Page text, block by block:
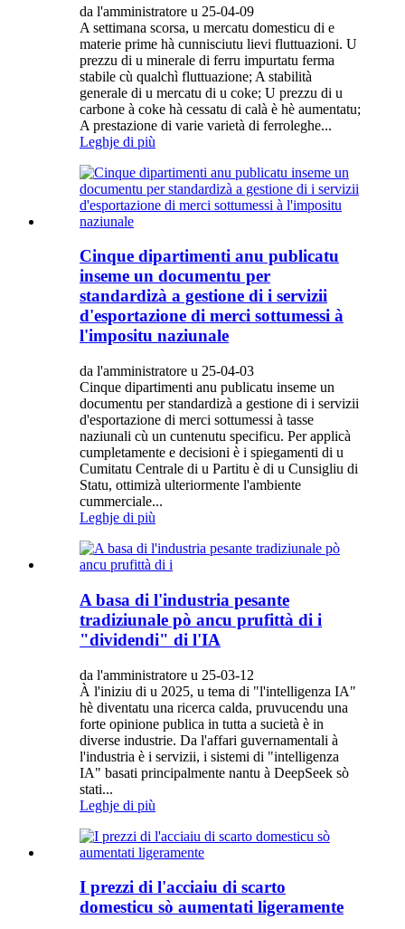
da l'amministratore u 25-04-09
A settimana scorsa, u mercatu domesticu di e
materie prime hà cunnisciutu lievi fluttuazioni. U
prezzu di u minerale di ferru impurtatu ferma
stabile cù qualchì fluttuazione; A stabilità
generale di u mercatu di u coke; U prezzu di u
carbone à coke hà cessatu di calà è hè aumentatu;
A prestazione di varie varietà di ferroleghe...
Leghje di più
Cinque dipartimenti anu publicatu
inseme un documentu per
standardizà a gestione di i servizii
d'esportazione di merci sottumessi à
l'impositu naziunale
da l'amministratore u 25-04-03
Cinque dipartimenti anu publicatu inseme un
documentu per standardizà a gestione di i servizii
d'esportazione di merci sottumessi à tasse
naziunali cù un cuntenutu specificu. Per applicà
cumpletamente e decisioni è i spiegamenti di u
Cumitatu Centrale di u Partitu è ​​di u Cunsigliu di
Statu, ottimizà ulteriormente l'ambiente
cummerciale...
Leghje di più
A basa di l'industria pesante
tradiziunale pò ancu prufittà di i
"dividendi" di l'IA
da l'amministratore u 25-03-12
À l'iniziu di u 2025, u tema di "l'intelligenza IA"
hè diventatu una ricerca calda, pruvucendu una
forte opinione publica in tutta a sucietà è in
diverse industrie. Da l'affari guvernamentali à
l'industria è i servizii, i sistemi di "intelligenza
IA" basati principalmente nantu à DeepSeek sò
stati...
Leghje di più
I prezzi di l'acciaiu di scarto
domesticu sò aumentati ligeramente